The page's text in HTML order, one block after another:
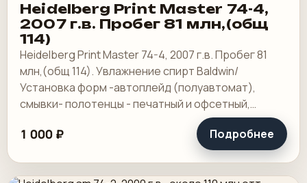
Heidelberg Print Master 74-4,
2007 г.в. Пробег 81 млн,(общ
114)
Heidelberg Print Master 74-4, 2007 г.в. Пробег 81
млн,(общ 114). Увлажнение спирт Baldwin/
Установка форм -автоплейд (полуавтомат),
смывки- полотенцы - печатный и офсетный,
выносной пульт ClassicCenter -PM74 - краски и.
1 000 ₽ Подробнее